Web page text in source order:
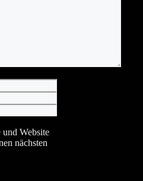
Website
nächsten